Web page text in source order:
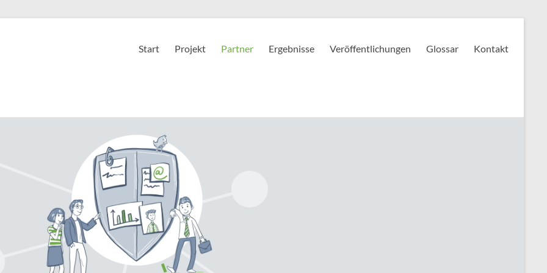
Start Projekt Partner Ergebnisse Veröffentlichungen Glossar Kontakt